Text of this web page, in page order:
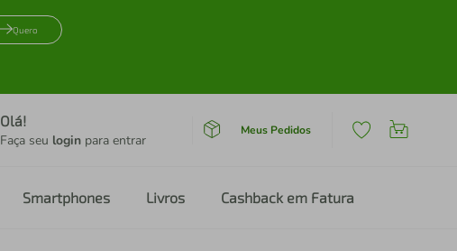
Quero
Olá!
Faça seu login para entrar
Meus Pedidos
Smartphones Livros Cashback em Fatura